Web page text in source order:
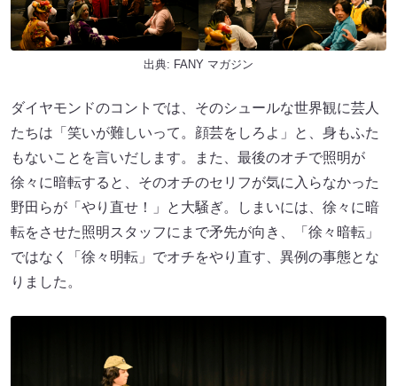
出典: FANY マガジン
ダイヤモンドのコントでは、そのシュールな世界観に芸人
たちは「笑いが難しいって。顔芸をしろよ」と、身もふた
もないことを言いだします。また、最後のオチで照明が
徐々に暗転すると、そのオチのセリフが気に入らなかった
野田らが「やり直せ！」と大騒ぎ。しまいには、徐々に暗
転をさせた照明スタッフにまで矛先が向き、「徐々暗転」
ではなく「徐々明転」でオチをやり直す、異例の事態とな
りました。